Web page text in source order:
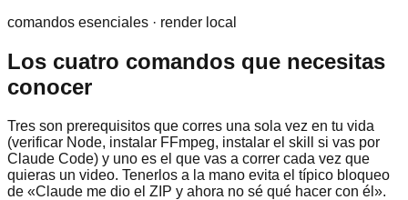
comandos esenciales · render local
Los cuatro comandos que necesitas
conocer
Tres son prerequisitos que corres una sola vez en tu vida
(verificar Node, instalar FFmpeg, instalar el skill si vas por
Claude Code) y uno es el que vas a correr cada vez que
quieras un video. Tenerlos a la mano evita el típico bloqueo
de «Claude me dio el ZIP y ahora no sé qué hacer con él».